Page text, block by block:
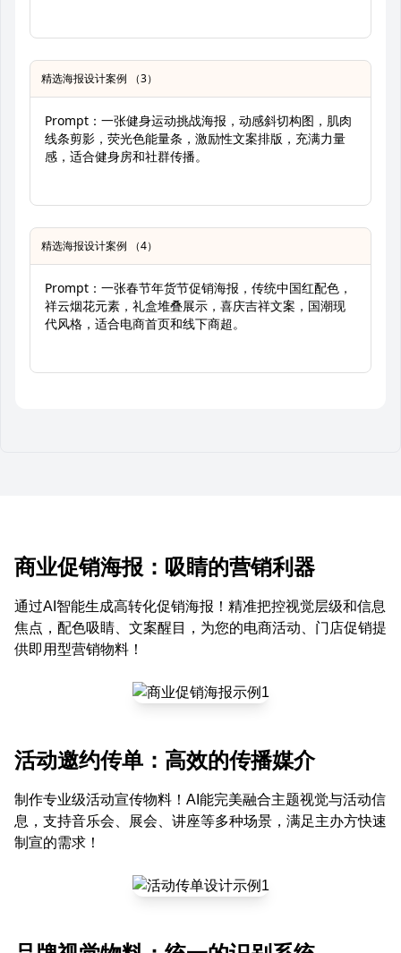
精选海报设计案例 （3）
Prompt：一张健身运动挑战海报，动感斜切构图，肌肉
线条剪影，荧光色能量条，激励性文案排版，充满力量
感，适合健身房和社群传播。
精选海报设计案例 （4）
Prompt：一张春节年货节促销海报，传统中国红配色，
祥云烟花元素，礼盒堆叠展示，喜庆吉祥文案，国潮现
代风格，适合电商首页和线下商超。
商业促销海报：吸睛的营销利器
通过AI智能生成高转化促销海报！精准把控视觉层级和信息
焦点，配色吸睛、文案醒目，为您的电商活动、门店促销提
供即用型营销物料！
活动邀约传单：高效的传播媒介
制作专业级活动宣传物料！AI能完美融合主题视觉与活动信
息，支持音乐会、展会、讲座等多种场景，满足主办方快速
制宣的需求！